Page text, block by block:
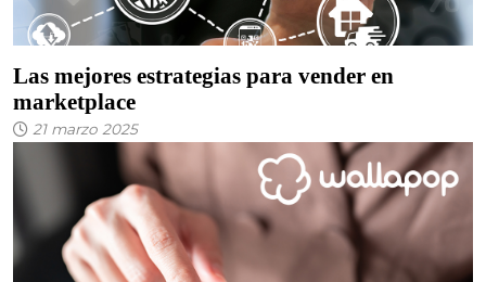
Las mejores estrategias para vender en
marketplace
21 marzo 2025